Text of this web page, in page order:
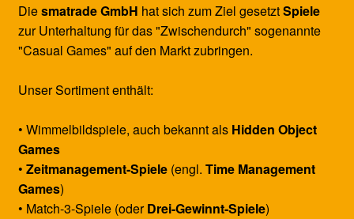
Diesmatrade GmbH hat sich zum Ziel gesetztSpiele
zur Unterhaltung für das "Zwischendurch" sogenannte
"Casual Games" auf den Markt zubringen.
Unser Sortiment enthält:
• Wimmelbildspiele, auch bekannt als Hidden Object
Games
• Zeitmanagement-Spiele(engl. Time Management
Games)
• Match-3-Spiele (oderDrei-Gewinnt-Spiele)